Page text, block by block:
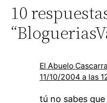
10
El Abuelo
11/10/2004 a las
tú no sabes